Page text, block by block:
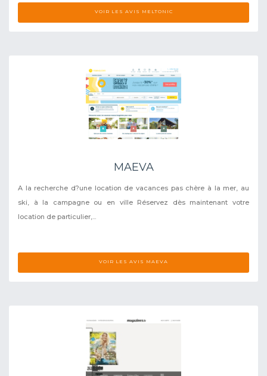
VOIR LES AVIS MELTONIC
MAEVA
A la recherche d?une location de vacances pas chère à la mer, au
ski, à la campagne ou en ville Réservez dès maintenant votre
location de particulier,...
VOIR LES AVIS MAEVA